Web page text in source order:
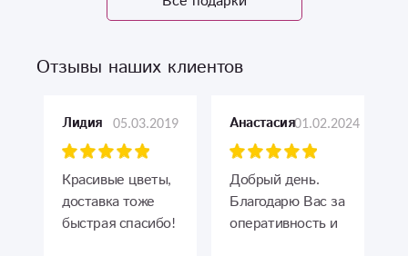
Отзывы наших клиентов
Лидия 05.03.2019
Красивые цветы,
доставка тоже
быстрая спасибо!
Анастасия01.02.2024
Добрый день.
Благодарю Вас за
оперативность и